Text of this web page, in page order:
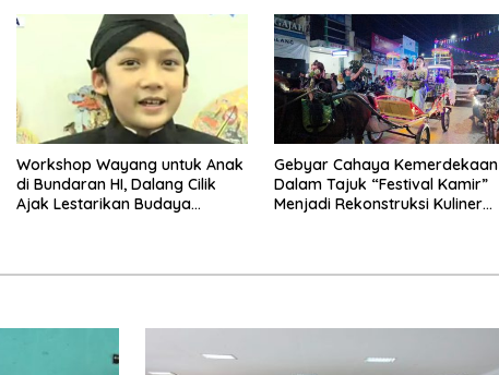
Workshop Wayang untuk Anak
di Bundaran HI, Dalang Cilik
Ajak Lestarikan Budaya
Gebyar Cahaya Kemerdekaan
Dalam Tajuk “Festival Kamir”
Menjadi Rekonstruksi Kuliner